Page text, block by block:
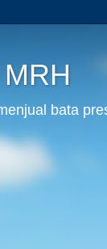
bata